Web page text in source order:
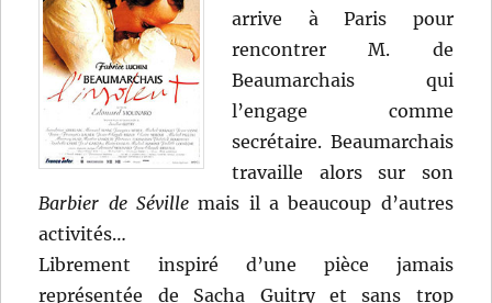
arrive à Paris pour
rencontrer M. de
Beaumarchais qui
l’engage comme
secrétaire. Beaumarchais
travaille alors sur son
Barbier de Sévillemais il a beaucoup d’autres
activités…
Librement inspiré d’une pièce jamais
représentée de Sacha Guitry et sans trop